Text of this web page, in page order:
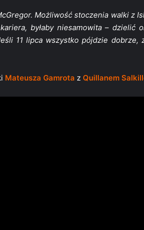
Możliwość stoczenia walki z
byłaby niesamowita – dzielić
11 lipca wszystko pójdzie
Mateusza Gamrota z Quillanem